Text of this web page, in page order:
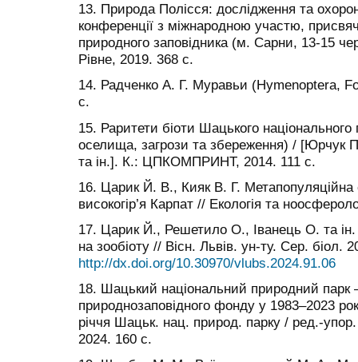
13. Природа Полісся: дослідження та
конференції з міжнародною участю,
природного заповідника (м. Сарни, 13-15
Рівне, 2019. 368 с.
14. Радченко А. Г. Муравьи (Hymenoptera,
с.
15. Раритети біоти Шацького
оселища, загрози та збереження) /
та ін.]. К.: ЦПКОМПРИНТ, 2014. 111 с.
16. Царик Й. В., Кияк В. Г. Метапопуляційна
високогір’я Карпат // Екологія та
17. Царик Й., Решетило О., Іванець О. та ін.
на зообіоту // Вісн. Львів. ун-ту. Сер. біол.
http://dx.doi.org/10.30970/vlubs.2024.91.06
18. Шацький національний природний парк
природнозаповідного фонду у 1983–2023
річчя Шацьк. нац. природ. парку / ред.-
2024. 160 с.